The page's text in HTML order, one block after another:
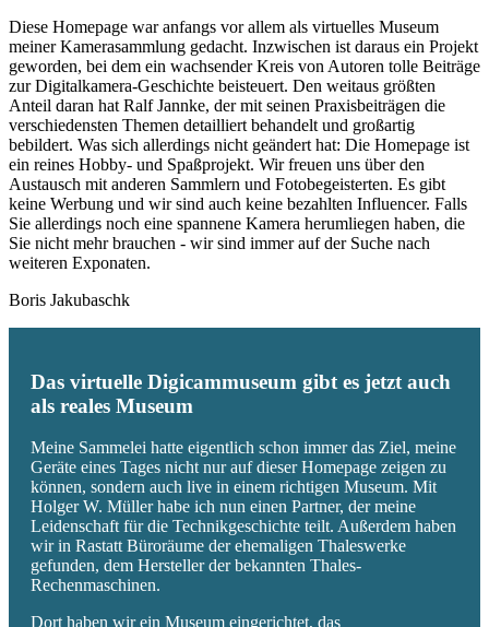
Diese Homepage war anfangs vor allem als virtuelles Museum
meiner Kamerasammlung gedacht. Inzwischen ist daraus ein Projekt
geworden, bei dem ein wachsender Kreis von Autoren tolle Beiträge
zur Digitalkamera-Geschichte beisteuert. Den weitaus größten
Anteil daran hat Ralf Jannke, der mit seinen Praxisbeiträgen die
verschiedensten Themen detailliert behandelt und großartig
bebildert. Was sich allerdings nicht geändert hat: Die Homepage ist
ein reines Hobby- und Spaßprojekt. Wir freuen uns über den
Austausch mit anderen Sammlern und Fotobegeisterten. Es gibt
keine Werbung und wir sind auch keine bezahlten Influencer. Falls
Sie allerdings noch eine spannene Kamera herumliegen haben, die
Sie nicht mehr brauchen - wir sind immer auf der Suche nach
weiteren Exponaten.
Boris Jakubaschk
Das virtuelle Digicammuseum gibt es jetzt auch
als reales Museum
Meine Sammelei hatte eigentlich schon immer das Ziel, meine
Geräte eines Tages nicht nur auf dieser Homepage zeigen zu
können, sondern auch live in einem richtigen Museum. Mit
Holger W. Müller habe ich nun einen Partner, der meine
Leidenschaft für die Technikgeschichte teilt. Außerdem haben
wir in Rastatt Büroräume der ehemaligen Thaleswerke
gefunden, dem Hersteller der bekannten Thales-
Rechenmaschinen.
Dort haben wir ein Museum eingerichtet, das